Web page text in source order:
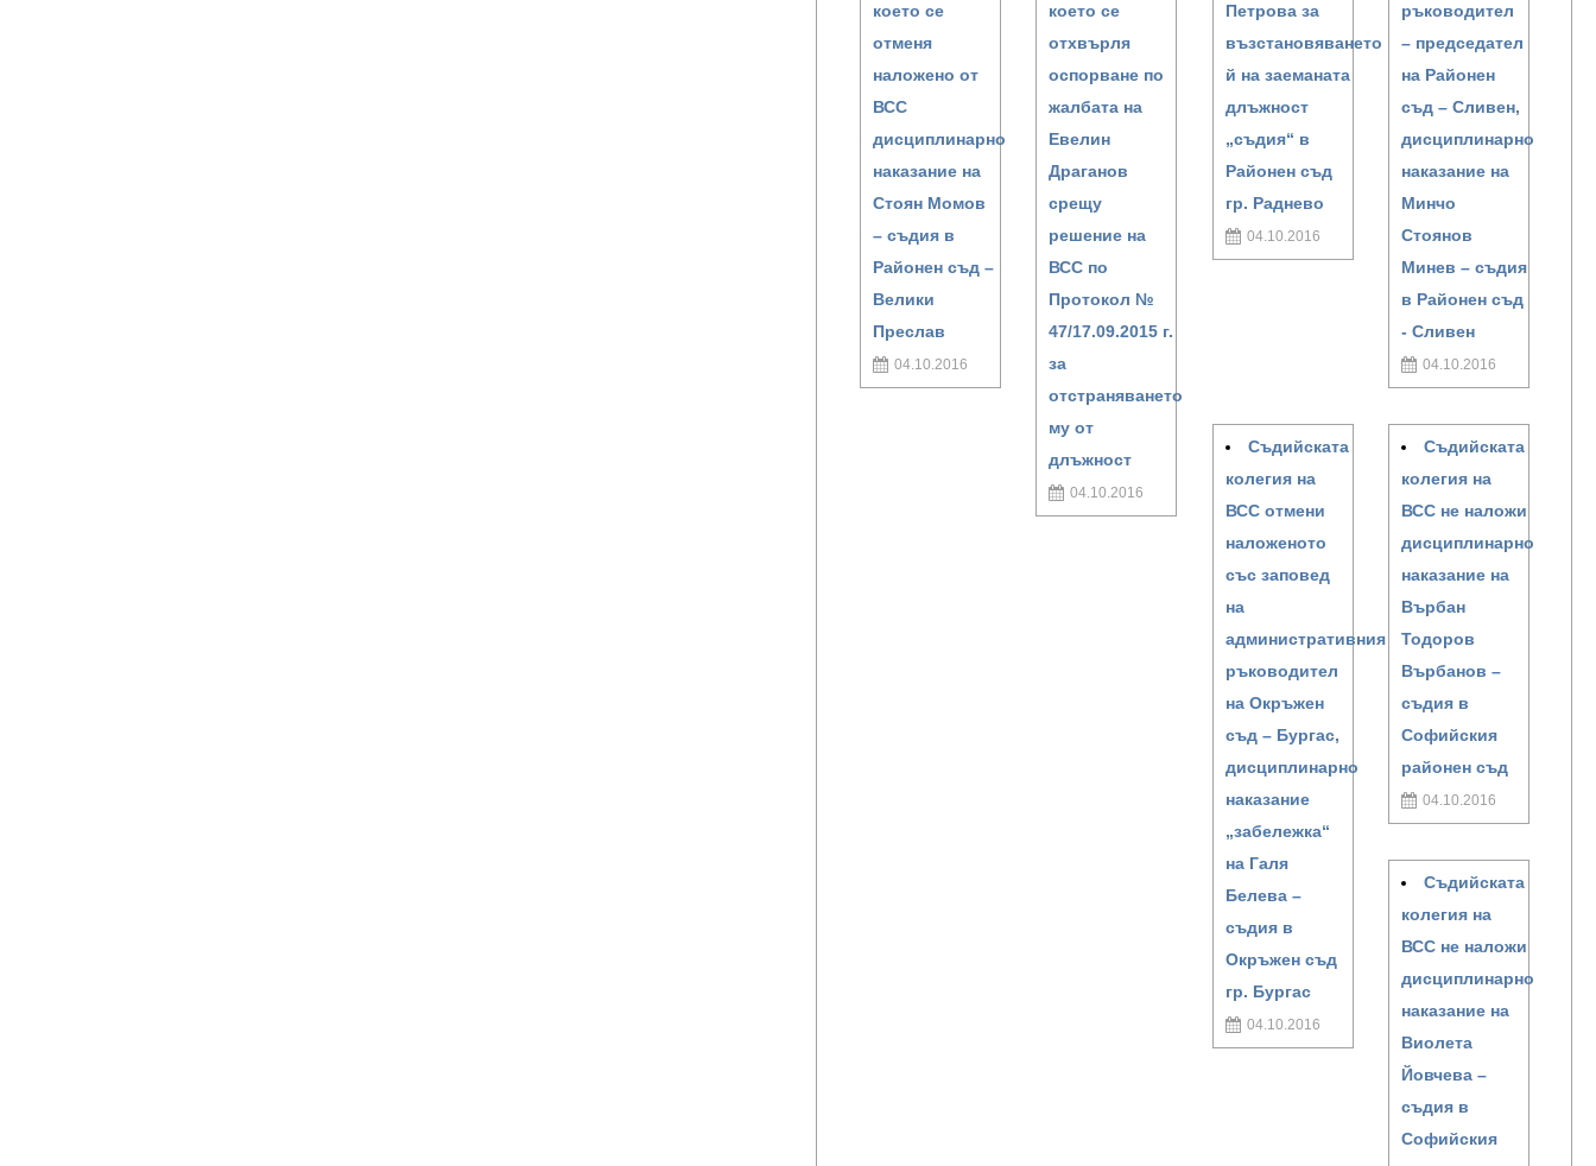
което се
отменя
наложено от
ВСС
дисциплинарно
наказание на
Стоян Момов
– съдия в
Районен съд –
Велики
Преслав
04.10.2016
което се
отхвърля
оспорване по
жалбата на
Евелин
Драганов
срещу
решение на
ВСС по
Протокол №
47/17.09.2015 г.
за
отстраняването
му от
длъжност
04.10.2016
Петрова за
възстановяването
й на заеманата
длъжност
„съдия“ в
Районен съд
гр. Раднево
04.10.2016
ръководител
– председател
на Районен
съд – Сливен,
дисциплинарно
наказание на
Минчо
Стоянов
Минев – съдия
в Районен съд
- Сливен
04.10.2016
Съдийската
колегия на
ВСС отмени
наложеното
със заповед
на
административния
ръководител
на Окръжен
съд – Бургас,
дисциплинарно
наказание
„забележка“
на Галя
Белева –
съдия в
Окръжен съд
гр. Бургас
04.10.2016
Съдийската
колегия на
ВСС не наложи
дисциплинарно
наказание на
Върбан
Тодоров
Върбанов –
съдия в
Софийския
районен съд
04.10.2016
Съдийската
колегия на
ВСС не наложи
дисциплинарно
наказание на
Виолета
Йовчева –
съдия в
Софийския